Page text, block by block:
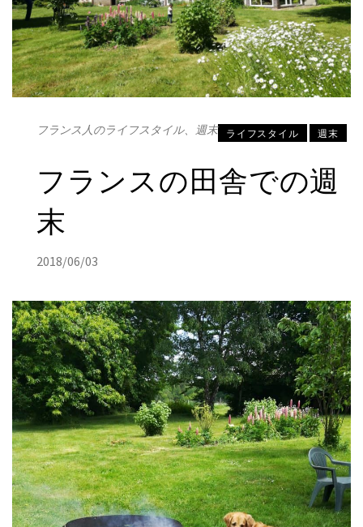
フランス人のライフスタイル、週末 ライフスタイル 週末
フランスの田舎での週
末
2018/06/03